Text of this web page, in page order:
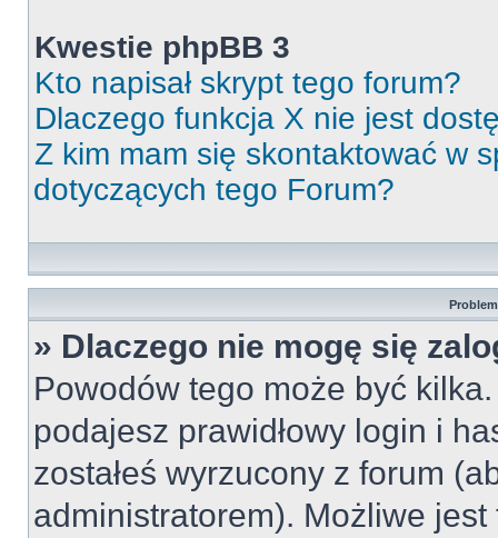
Kwestie phpBB 3
Kto napisał skrypt tego forum?
Dlaczego funkcja X nie jest
Z kim mam się skontaktować w
dotyczących tego Forum?
» Dlaczego nie mogę się
Powodów tego może być
podajesz prawidłowy login i
zostałeś wyrzucony z forum
administratorem). Możliwe